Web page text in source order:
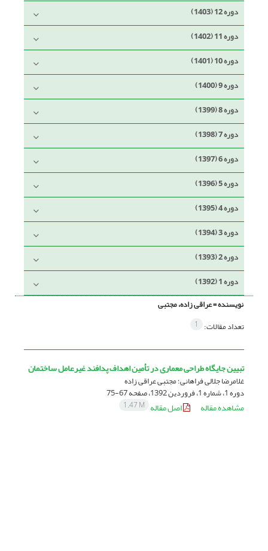
دوره 12 (1403)
دوره 11 (1402)
دوره 10 (1401)
دوره 9 (1400)
دوره 8 (1399)
دوره 7 (1398)
دوره 6 (1397)
دوره 5 (1396)
دوره 4 (1395)
دوره 3 (1394)
دوره 2 (1393)
دوره 1 (1392)
نویسنده =عراقی زاده، مجتبی
تعداد مقالات: 1
تبیین جایگاه طراحی معماری در تأمین اهداف پدافند غیرعامل ساختمان
غلامرضا جلالی فراهانی؛ مجتبی عراقی زاده
دوره 1، شماره 1، فروردین 1392، صفحه 67-75
مشاهده مقاله اصل مقاله 1.47 M